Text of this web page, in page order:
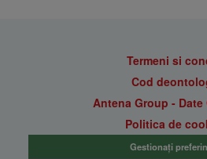
Termeni si
Cod
Antena Group - Date
Politica de
Gestionați